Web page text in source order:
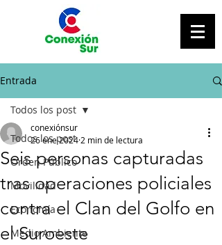
Entrada
Todos los post
Orden Público
Movilidad
Economía
Medio Ambiente
Todos los post
Seis personas capturadas
tras operaciones policiales
contra el Clan del Golfo en
el Suroeste
conexiónsur
26 ene 2024 2 min de lectura